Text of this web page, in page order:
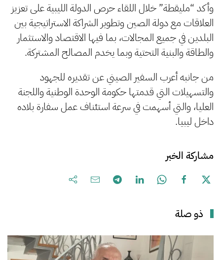
وأكد “مليقطة” خلال اللقاء حرص الدولة الليبية على تعزيز
العلاقات مع دولة الصين وتطوير الشراكة الاستراتيجية بين
البلدين في جميع المجالات، بما فيها الاقتصاد والاستثمار
والطاقة والبنية التحتية وبما يخدم المصالح المشتركة.
من جانبه أعرب السفير الصيني عن تقديره للجهود
والتسهيلات التي قدمتها حكومة الوحدة الوطنية واللجنة
العليا، والتي أسهمت في سرعة استئناف عمل سفارة بلاده
داخل ليبيا.
مشاركة الخبر
ذو صلة